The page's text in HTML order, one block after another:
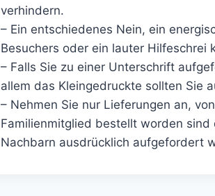
verhindern.
– Ein entschiedenes Nein, ein
Besuchers oder ein lauter
– Falls Sie zu einer Unterschrift
allem das Kleingedruckte sollten Sie
– Nehmen Sie nur Lieferungen an,
Familienmitglied bestellt worden
Nachbarn ausdrücklich aufgefordert